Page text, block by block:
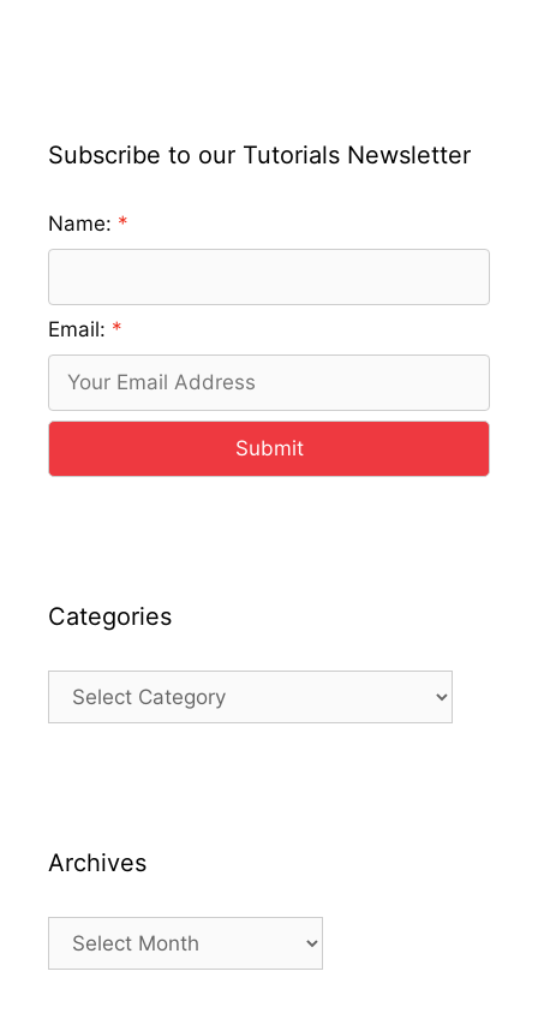
Subscribe to our Tutorials Newsletter
Name:
Email:
Submit
Categories
Categories
Archives
Archives